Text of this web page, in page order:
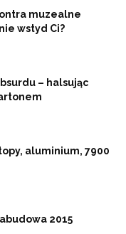
muzealne
wstyd Ci?
– halsując
aluminium, 7900
2015